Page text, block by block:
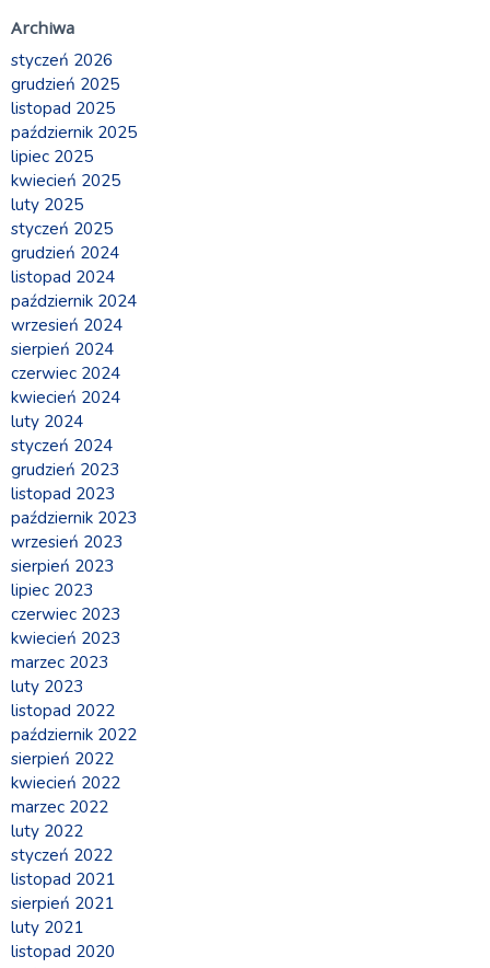
Archiwa
styczeń 2026
grudzień 2025
listopad 2025
październik 2025
lipiec 2025
kwiecień 2025
luty 2025
styczeń 2025
grudzień 2024
listopad 2024
październik 2024
wrzesień 2024
sierpień 2024
czerwiec 2024
kwiecień 2024
luty 2024
styczeń 2024
grudzień 2023
listopad 2023
październik 2023
wrzesień 2023
sierpień 2023
lipiec 2023
czerwiec 2023
kwiecień 2023
marzec 2023
luty 2023
listopad 2022
październik 2022
sierpień 2022
kwiecień 2022
marzec 2022
luty 2022
styczeń 2022
listopad 2021
sierpień 2021
luty 2021
listopad 2020